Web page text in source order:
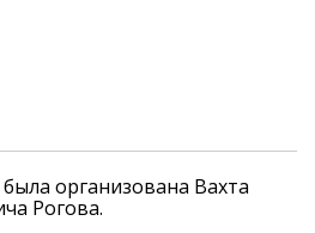
организована Вахта
Рогова.